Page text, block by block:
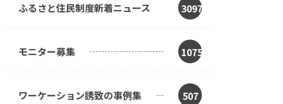
ふるさと住民制度新着ニュース 3097
モニター募集 1075
ワーケーション誘致の事例集 507